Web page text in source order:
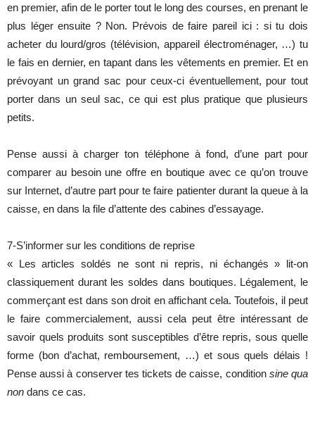
en premier, afin de le porter tout le long des courses, en prenant le
plus léger ensuite ? Non. Prévois de faire pareil ici : si tu dois
acheter du lourd/gros (télévision, appareil électroménager, …) tu
le fais en dernier, en tapant dans les vêtements en premier. Et en
prévoyant un grand sac pour ceux-ci éventuellement, pour tout
porter dans un seul sac, ce qui est plus pratique que plusieurs
petits.
Pense aussi à charger ton téléphone à fond, d’une part pour
comparer au besoin une offre en boutique avec ce qu’on trouve
sur Internet, d’autre part pour te faire patienter durant la queue à la
caisse, en dans la file d’attente des cabines d’essayage.
7-S’informer sur les conditions de reprise
« Les articles soldés ne sont ni repris, ni échangés » lit-on
classiquement durant les soldes dans boutiques. Légalement, le
commerçant est dans son droit en affichant cela. Toutefois, il peut
le faire commercialement, aussi cela peut être intéressant de
savoir quels produits sont susceptibles d’être repris, sous quelle
forme (bon d’achat, remboursement, …) et sous quels délais !
Pense aussi à conserver tes tickets de caisse, condition sine qua
non dans ce cas.